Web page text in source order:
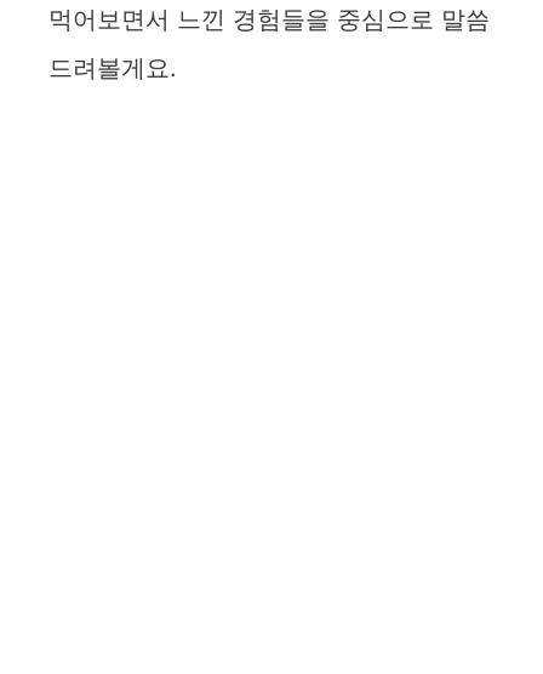
먹어보면서 느낀 경험들을 중심으로 말씀
드려볼게요.